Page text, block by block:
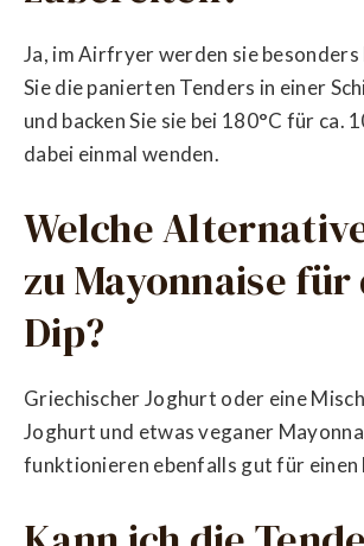
Ja, im Airfryer werden sie besonders
Sie die panierten Tenders in einer
und backen Sie sie bei 180°C für ca.
dabei einmal wenden.
Welche
zu Mayonnaise für
Dip?
Griechischer Joghurt oder eine
Joghurt und etwas veganer
funktionieren ebenfalls gut für einen